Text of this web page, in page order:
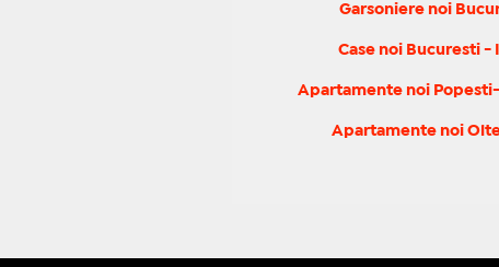
Garsoniere noi
Case noi Bucuresti -
Apartamente noi
Apartamente noi